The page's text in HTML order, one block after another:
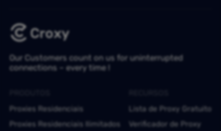
Our Customers count on us for uninterrupted
connections – every time !
Proxies Residenciais
Proxies Residenciais Ilimitados
Lista de Proxy Gratuito
Verificador de Proxy